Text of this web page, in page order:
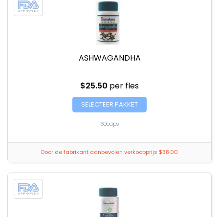
ASHWAGANDHA
$25.50 per fles
SELECTEER PAKKET
60caps
Door de fabrikant aanbevolen verkoopprijs $38.00